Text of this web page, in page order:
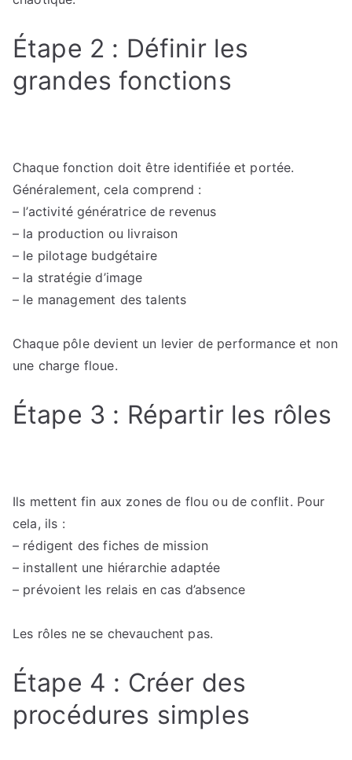
Étape 2 : Définir les
grandes fonctions
Chaque fonction doit être identifiée et portée.
Généralement, cela comprend :
– l’activité génératrice de revenus
– la production ou livraison
– le pilotage budgétaire
– la stratégie d’image
– le management des talents
Chaque pôle devient un levier de performance et non
une charge floue.
Étape 3 : Répartir les rôles
Ils mettent fin aux zones de flou ou de conflit. Pour
cela, ils :
– rédigent des fiches de mission
– installent une hiérarchie adaptée
– prévoient les relais en cas d’absence
Les rôles ne se chevauchent pas.
Étape 4 : Créer des
procédures simples